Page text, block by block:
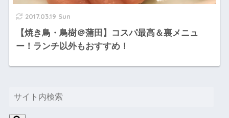
2017.03.19 Sun
【焼き鳥・鳥樹＠蒲田】コスパ最高＆裏メニュ
ー！ランチ以外もおすすめ！